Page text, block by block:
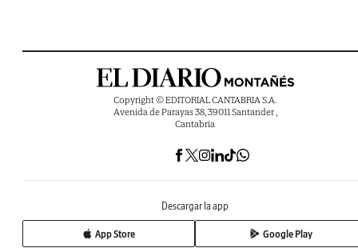
Copyright © EDITORIAL CANTABRIA S.A.
Avenida de Parayas 38, 39011 Santander ,
Cantabria
Descargar la app
App Store Google Play